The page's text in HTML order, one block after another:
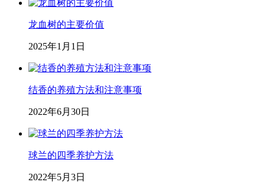
龙血树的主要价值
2025年1月1日
结香的养殖方法和注意事项
2022年6月30日
球兰的四季养护方法
2022年5月3日